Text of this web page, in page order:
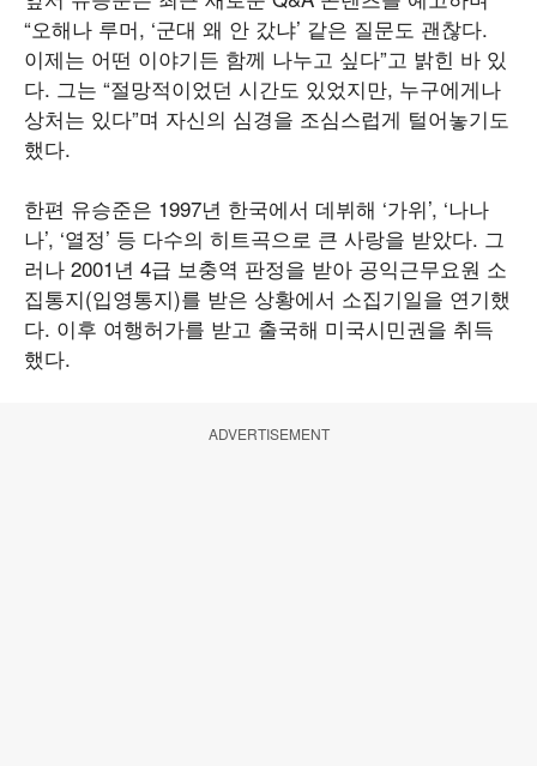
“오해나 루머, ‘군대 왜 안 갔냐’ 같은 질문도 괜찮다.
이제는 어떤 이야기든 함께 나누고 싶다”고 밝힌 바 있
다. 그는 “절망적이었던 시간도 있었지만, 누구에게나
상처는 있다”며 자신의 심경을 조심스럽게 털어놓기도
했다.
한편 유승준은 1997년 한국에서 데뷔해 ‘가위’, ‘나나
나’, ‘열정’ 등 다수의 히트곡으로 큰 사랑을 받았다. 그
러나 2001년 4급 보충역 판정을 받아 공익근무요원 소
집통지(입영통지)를 받은 상황에서 소집기일을 연기했
다. 이후 여행허가를 받고 출국해 미국시민권을 취득
했다.
ADVERTISEMENT